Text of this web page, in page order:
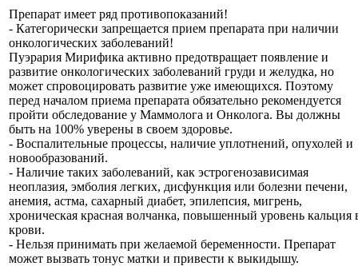
Препарат имеет ряд противопоказаний!
- Категорически запрещается прием препарата при наличии
онкологических заболеваний!
Пуэрария Мирифика активно предотвращает появление и
развитие онкологических заболеваний груди и желудка, но
может спровоцировать развитие уже имеющихся. Поэтому
перед началом приема препарата обязательно рекомендуется
пройти обследование у Маммолога и Онколога. Вы должны
быть на 100% уверены в своем здоровье.
- Воспалительные процессы, наличие уплотнений, опухолей и
новообразований.
- Наличие таких заболеваний, как эстрогенозависимая
неоплазия, эмболия легких, дисфункция или болезни печени,
анемия, астма, сахарный диабет, эпилепсия, мигрень,
хроническая красная волчанка, повышенный уровень кальция
крови.
- Нельзя принимать при желаемой беременности. Препарат
может вызвать тонус матки и привести к выкидышу.